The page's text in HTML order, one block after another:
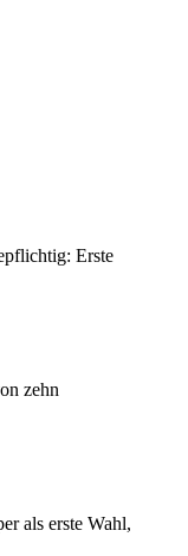
Erste
zehn
als erste Wahl,